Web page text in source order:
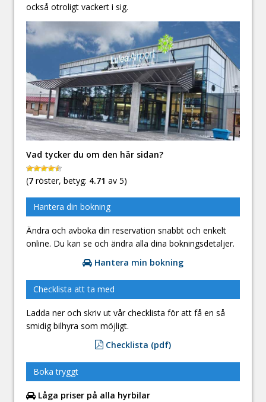
också otroligt vackert i sig.
Vad tycker du om den här sidan?
(7 röster, betyg: 4.71 av 5)
Hantera din bokning
Ändra och avboka din reservation snabbt och enkelt
online. Du kan se och ändra alla dina bokningsdetaljer.
Hantera min bokning
Checklista att ta med
Ladda ner och skriv ut vår checklista för att få en så
smidig bilhyra som möjligt.
Checklista (pdf)
Boka tryggt
Låga priser på alla hyrbilar